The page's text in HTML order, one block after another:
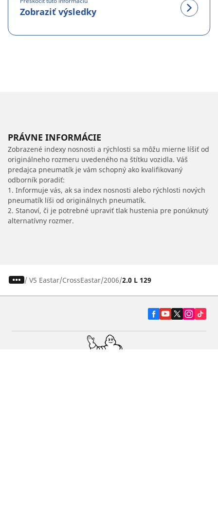
Zobraziť výsledky
PRÁVNE INFORMÁCIE
Zobrazené indexy nosnosti a rýchlosti sa môžu mierne líšiť od
originálneho rozmeru uvedeného na štítku vozidla. Váš
predajca pneumatík je vám schopný ako kvalifikovaný
odborník poradiť:
1. Informuje vás, ak sa index nosnosti alebo rýchlosti nových
pneumatík líši od originálnych pneumatík.
2. Stanoví, či je potrebné upraviť tlak hustenia pre ponúknutý
alternatívny rozmer.
/ V5 Eastar CrossEastar 2006 2.0 L 129